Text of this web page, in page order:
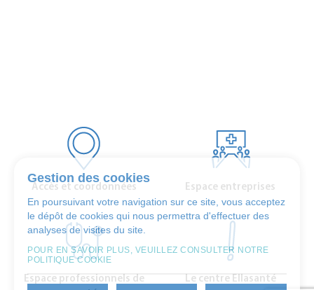
Accès et coordonnées Espace entreprises
Espace professionnels de
Le centre Ellasanté
Gestion des cookies
En poursuivant votre navigation sur ce site, vous acceptez
le dépôt de cookies qui nous permettra d'effectuer des
analyses de visites du site.
POUR EN SAVOIR PLUS, VEUILLEZ CONSULTER NOTRE
POLITIQUE COOKIE